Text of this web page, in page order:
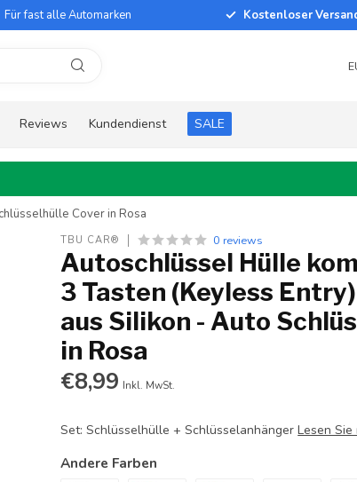
Für fast alle Automarken Kostenloser
Reviews Kundendienst SALE
Cover in Rosa
TBU CAR® 0 reviews
Autoschlüssel Hülle
3 Tasten (Keyless
aus Silikon - Auto
in Rosa
€8,99 Inkl. MwSt.
Set: Schlüsselhülle + SchlüsselanhängerLesen Sie
Andere Farben